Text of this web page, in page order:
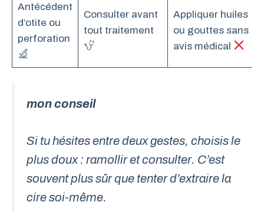
Antécédent
d’otite ou
perforation
Consulter avant
tout traitement
Appliquer huiles
ou gouttes sans
avis médical
mon conseil
Si tu hésites entre deux gestes, choisis le
plus doux : ramollir et consulter. C’est
souvent plus sûr que tenter d’extraire la
cire soi-même.